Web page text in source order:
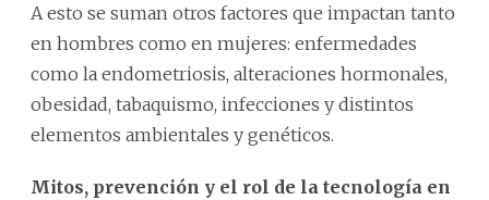
A esto se suman otros factores que impactan tanto
en hombres como en mujeres: enfermedades
como la endometriosis, alteraciones hormonales,
obesidad, tabaquismo, infecciones y distintos
elementos ambientales y genéticos.
Mitos, prevención y el rol de la tecnología en